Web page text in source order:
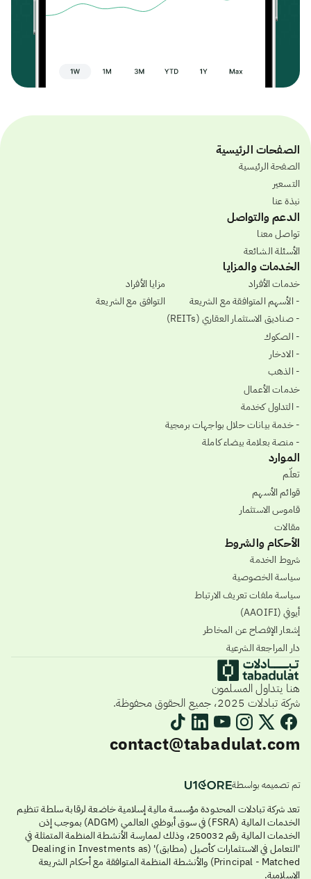
الصفحات الرئيسية
الصفحة الرئيسية
التسعير
نبذة عنا
الدعم والتواصل
تواصل معنا
الأسئلة الشائعة
الخدمات والمزايا
خدمات الأفراد
- الأسهم المتوافقة مع الشريعة
- صناديق الاستثمار العقاري (REITs)
- الصكوك
- الادخار
- الذهب
خدمات الأعمال
- التداول كخدمة
- خدمة بيانات حلال بواجهات برمجية
- منصة بعلامة بيضاء كاملة
مزايا الأفراد
التوافق مع الشريعة
الموارد
تعلّم
قوائم الأسهم
قاموس الاستثمار
مقالات
الأحكام والشروط
شروط الخدمة
سياسة الخصوصية
سياسة ملفات تعريف الارتباط
أيوفي (AAOIFI)
إشعار الإفصاح عن المخاطر
دار المراجعة الشرعية
هنا يتداول المسلمون
شركة تبادلات 2025، جميع الحقوق محفوظة.
contact@tabadulat.com
تم تصميمه بواسطة
تعد شركة تبادلات المحدودة مؤسسة مالية إسلامية خاضعة لرقابة سلطة تنظيم
الخدمات المالية (FSRA) في سوق أبوظبي العالمي (ADGM) بموجب إذن
الخدمات المالية رقم 250032، وذلك لممارسة الأنشطة المنظمة المتمثلة في
'التعامل في الاستثمارات كأصيل (مطابق)' (Dealing in Investments as
Principal - Matched) والأنشطة المنظمة المتوافقة مع أحكام الشريعة
الإسلامية.